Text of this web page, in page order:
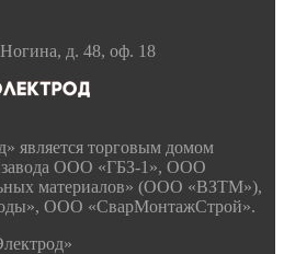
д. 48, оф. 18
является торговым домом
завода ООО «ГБЗ-1», ООО
материалов» (ООО «ВЗТМ»),
ООО «СварМонтажСтрой».